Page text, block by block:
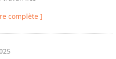
complète ]